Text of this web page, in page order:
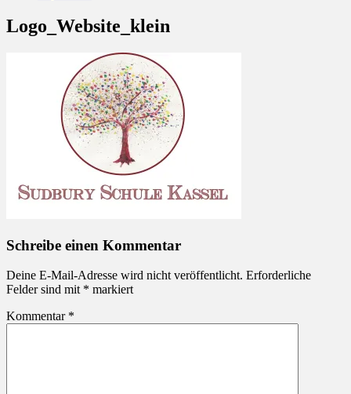
Logo_Website_klein
Schreibe einen Kommentar
Deine E-Mail-Adresse wird nicht veröffentlicht. Erforderliche
Felder sind mit * markiert
Kommentar *